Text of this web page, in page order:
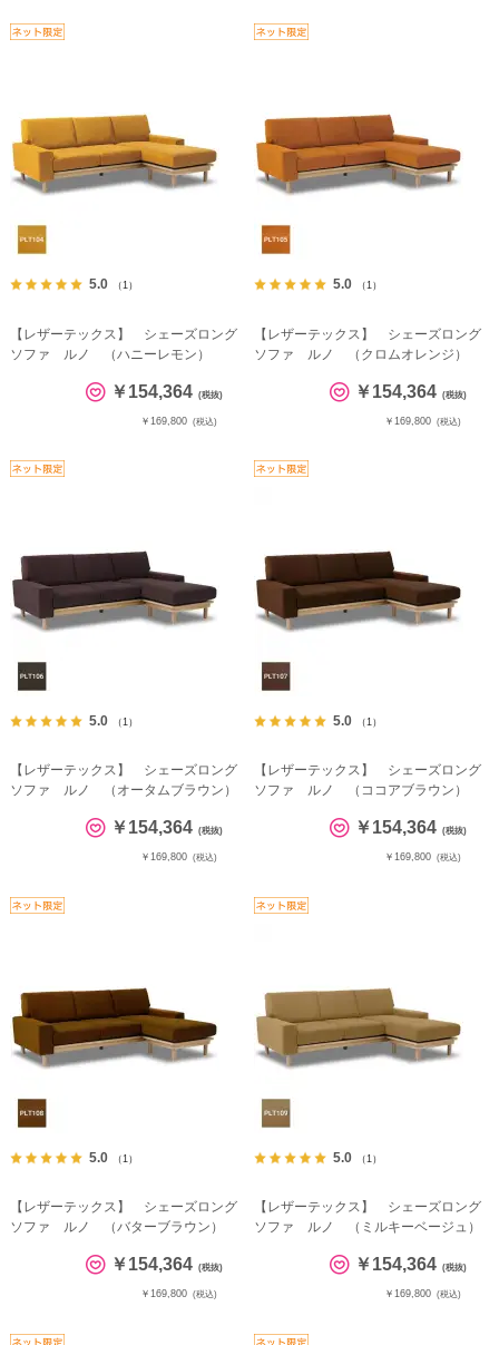
5.0 （1）
【レザーテックス】 シェーズロング
ソファ ルノ （ハニーレモン）
￥154,364 (税抜)
￥169,800 (税込)
5.0 （1）
【レザーテックス】 シェーズロング
ソファ ルノ （クロムオレンジ）
￥154,364 (税抜)
￥169,800 (税込)
5.0 （1）
【レザーテックス】 シェーズロング
ソファ ルノ （オータムブラウン）
￥154,364 (税抜)
￥169,800 (税込)
5.0 （1）
【レザーテックス】 シェーズロング
ソファ ルノ （ココアブラウン）
￥154,364 (税抜)
￥169,800 (税込)
5.0 （1）
【レザーテックス】 シェーズロング
ソファ ルノ （バターブラウン）
￥154,364 (税抜)
￥169,800 (税込)
5.0 （1）
【レザーテックス】 シェーズロング
ソファ ルノ （ミルキーベージュ）
￥154,364 (税抜)
￥169,800 (税込)